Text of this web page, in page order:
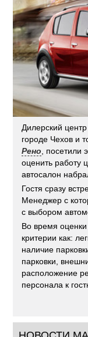
Дилерский центр
городе Чехов и
Рено , посетили
оценить работу
автосалон
Гостя сразу
Менеджер с
с выбором
Во время оценки
критерии как:
наличие
парковки,
расположение
персонала к